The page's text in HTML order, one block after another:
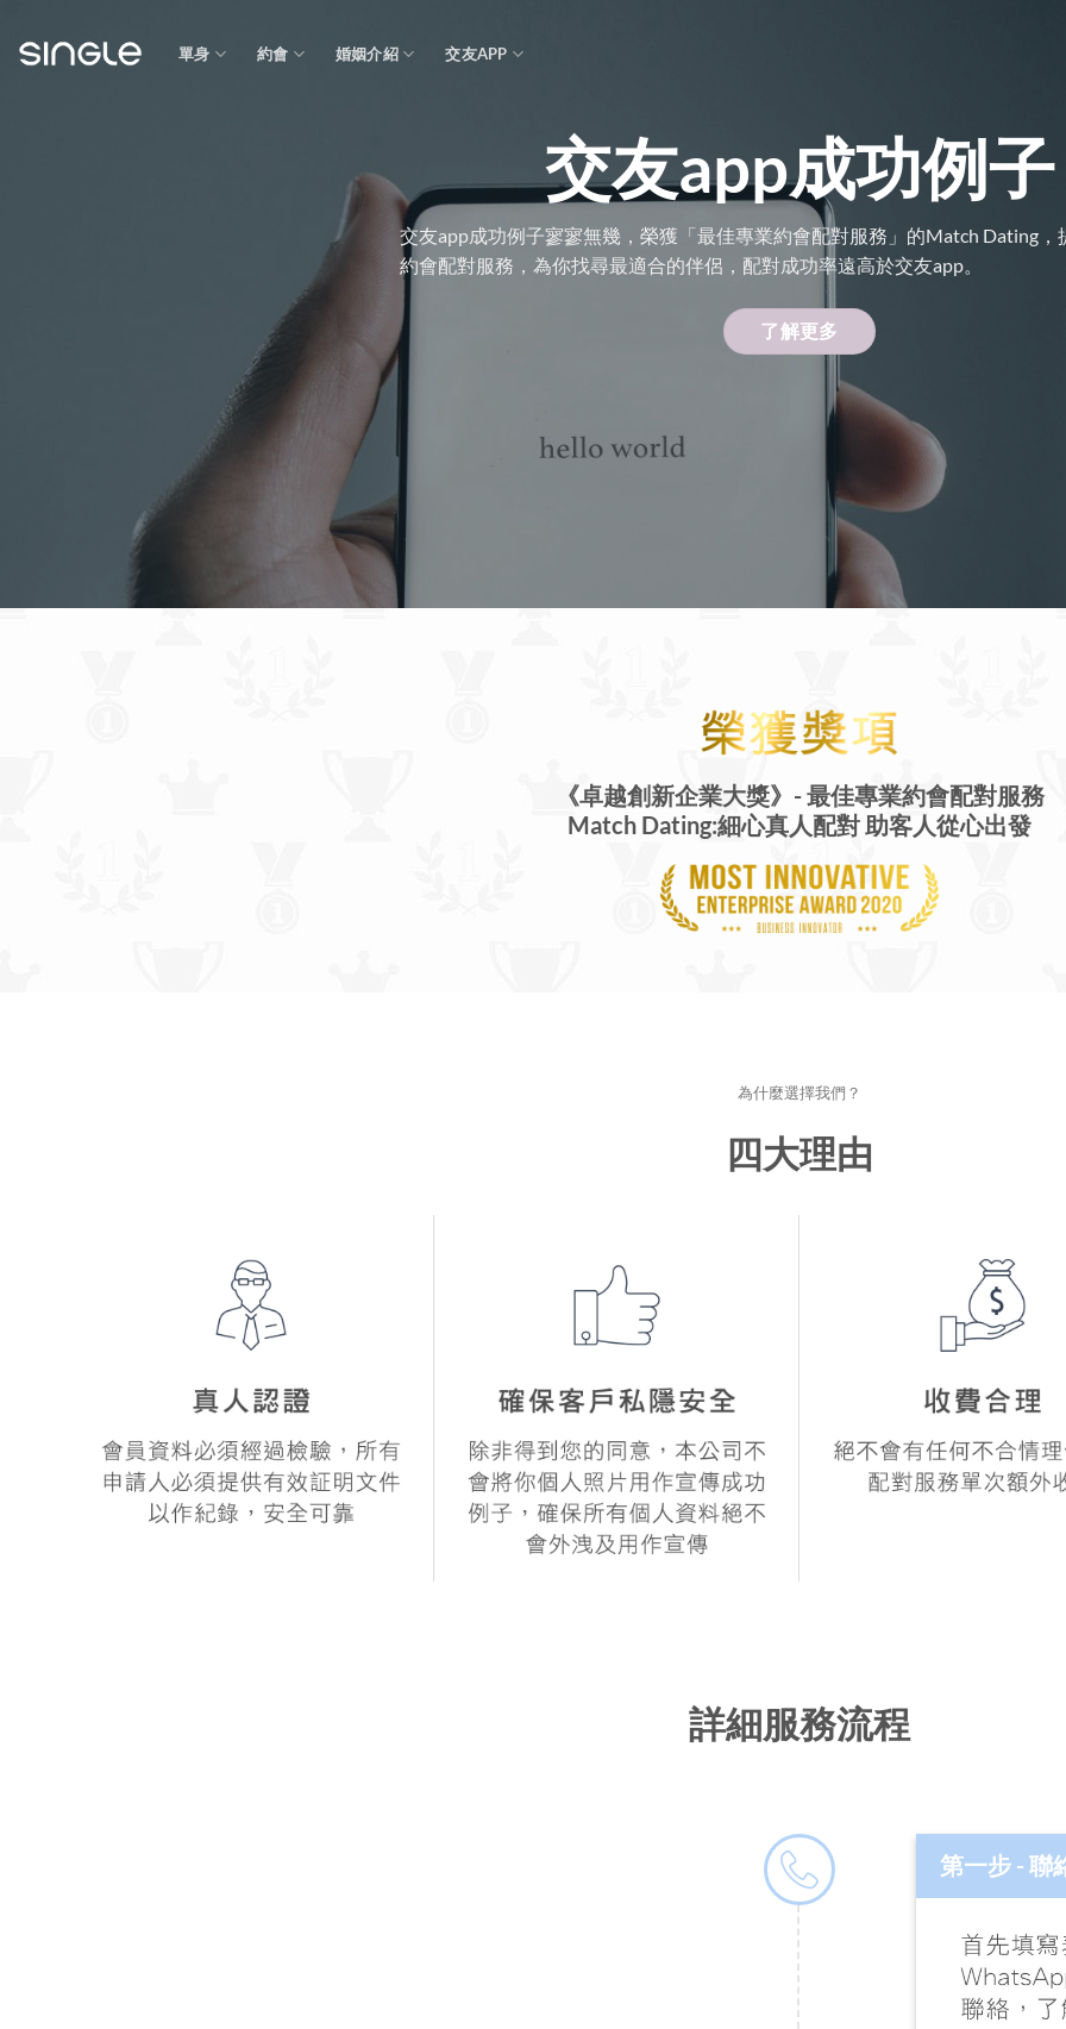
content
單身 約會 婚姻介紹 交友APP
交友app成功例子
交友app成功例子寥寥無幾，榮獲「最佳專業約會配對服務」的Match Dating，
約會配對服務，為你找尋最適合的伴侶，配對成功率遠高於交友app。
了解更多
《卓越創新企業大獎》-最佳專業約會配對服務
Match Dating:細心真人配對 助客人從心出發
為什麼選擇我們？
四大理由
詳細服務流程
第一步 - 聯